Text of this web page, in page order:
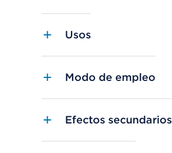
Usos
Modo de empleo
Efectos secundarios